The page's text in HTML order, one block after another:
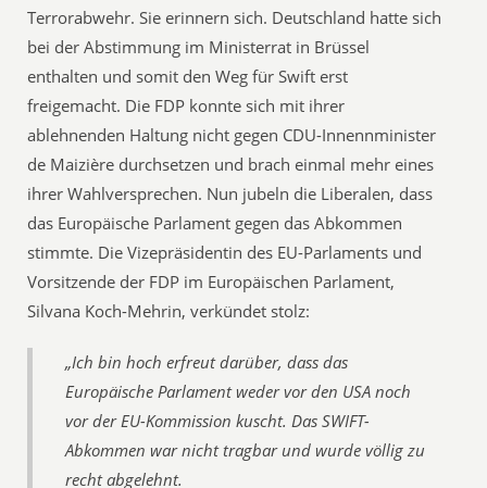
Terrorabwehr. Sie erinnern sich. Deutschland hatte sich
bei der Abstimmung im Ministerrat in Brüssel
enthalten und somit den Weg für Swift erst
freigemacht. Die FDP konnte sich mit ihrer
ablehnenden Haltung nicht gegen CDU-Innennminister
de Maizière durchsetzen und brach einmal mehr eines
ihrer Wahlversprechen. Nun jubeln die Liberalen, dass
das Europäische Parlament gegen das Abkommen
stimmte. Die Vizepräsidentin des EU-Parlaments und
Vorsitzende der FDP im Europäischen Parlament,
Silvana Koch-Mehrin, verkündet stolz:
„Ich bin hoch erfreut darüber, dass das
Europäische Parlament weder vor den USA noch
vor der EU-Kommission kuscht. Das SWIFT-
Abkommen war nicht tragbar und wurde völlig zu
recht abgelehnt.